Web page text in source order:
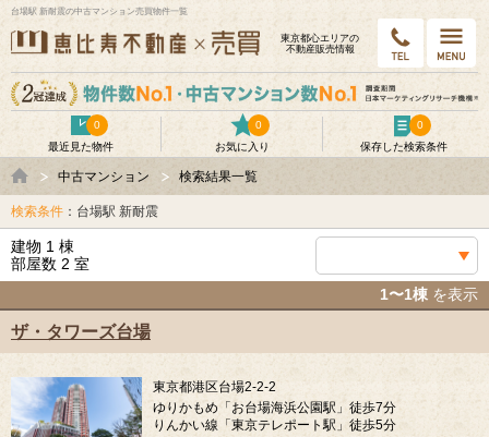
台場駅 新耐震の中古マンション売買物件一覧
東京都⼼エリアの
不動産販売情報
最近見た物件
0
お気に入り
0
保存した検索条件
0
中古マンション 検索結果一覧
検索条件 ：台場駅 新耐震
建物 1 棟
部屋数 2 室
1〜1棟 を表示
ザ・タワーズ台場
東京都港区台場2-2-2
ゆりかもめ「お台場海浜公園駅」徒歩7分
りんかい線「東京テレポート駅」徒歩5分